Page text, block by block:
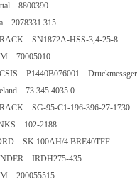
8800390
2078331.315
SN1872A-HSS-3,4-25-8
70005010
P1440B076001
73.345.4035.0
SG-95-C1-196-396-27-1730
102-2188
SK 100AH/4 BRE40TFF
IRDH275-435
200055515